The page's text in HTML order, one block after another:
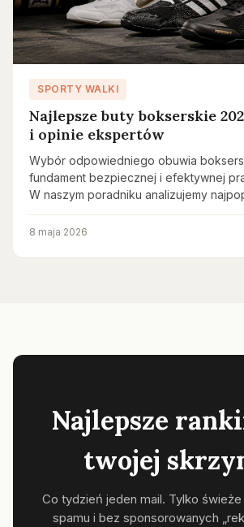
SPORTY WALKI
Najlepsze buty bokserskie
i opinie ekspertów
Wybór odpowiedniego obuwia
fundament bezpiecznej i efektywnej
W naszym poradniku analizujemy
8 maja 2026
Najlepsze
twojej
Co tydzień jeden mail. Tylko
spamu i bez sponsorowanych